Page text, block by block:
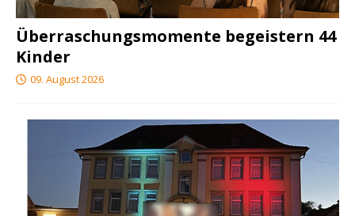
Überraschungsmomente begeistern 44
Kinder
09. August 2026